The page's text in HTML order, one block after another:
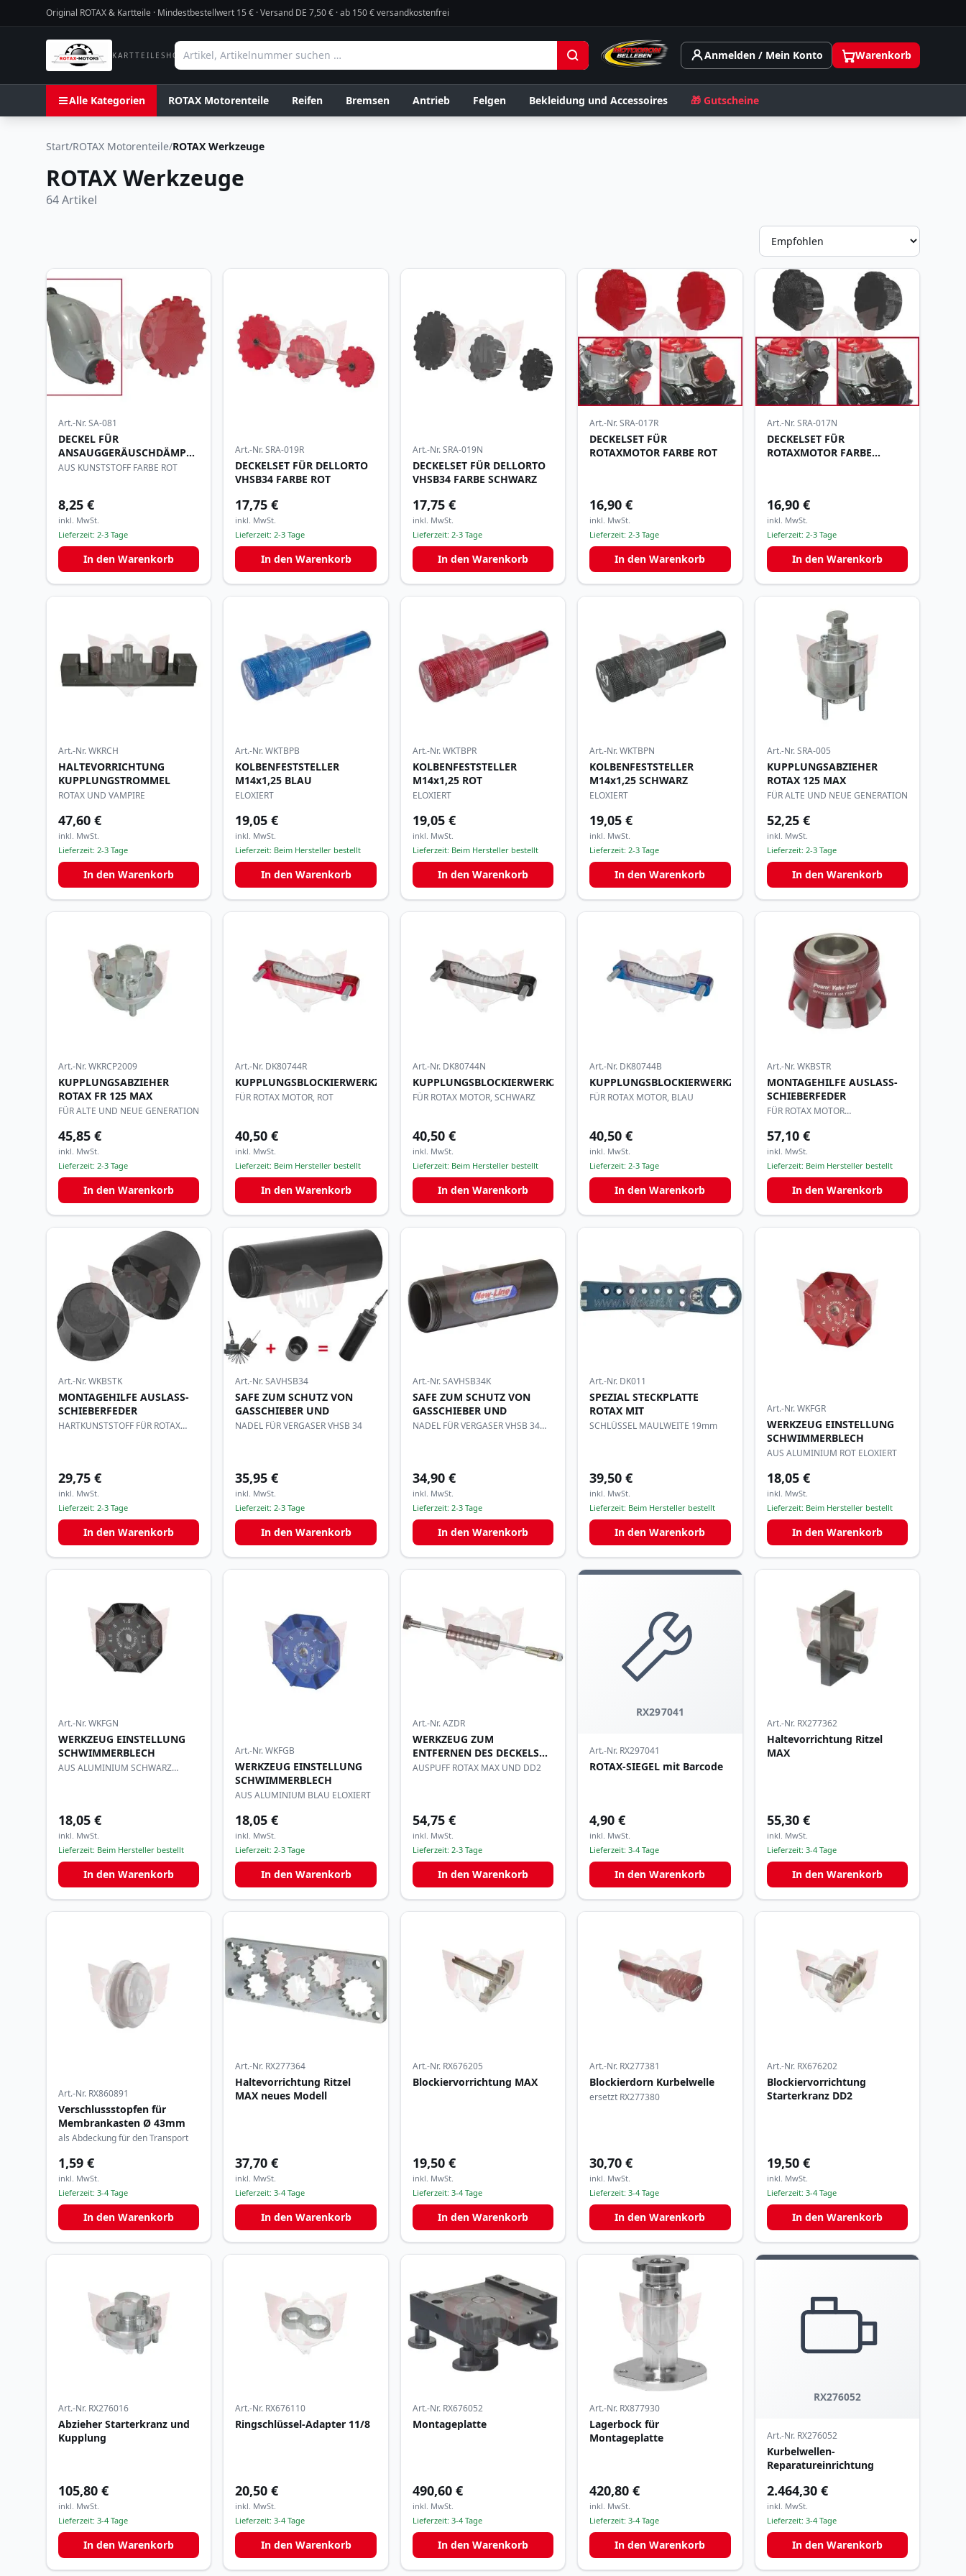
Original ROTAX & Kartteile · Mindestbestellwert 15 € · Versand DE 7,50 € · ab 150 € versandkostenfrei
KARTTEILESHOP Anmelden / Mein Konto Warenkorb
Alle Kategorien ROTAX Motorenteile Reifen Bremsen Antrieb Felgen Bekleidung und Accessoires 🎁 Gutscheine
Start/ROTAX Motorenteile/ROTAX Werkzeuge
ROTAX Werkzeuge
64Artikel
Art.-Nr.SA-081
DECKEL FÜR
ANSAUGGERÄUSCHDÄMPFER
DN 64mm
AUS KUNSTSTOFF FARBE ROT
8,25 €
inkl. MwSt.
Lieferzeit: 2-3 Tage
In den Warenkorb
Art.-Nr.SRA-019R
DECKELSET FÜR DELLORTO
VHSB34 FARBE ROT
17,75 €
inkl. MwSt.
Lieferzeit:2-3 Tage
In den Warenkorb
Art.-Nr.SRA-019N
DECKELSET FÜR DELLORTO
VHSB34 FARBE SCHWARZ
17,75 €
inkl. MwSt.
Lieferzeit: 2-3 Tage
In den Warenkorb
Art.-Nr.SRA-017R
DECKELSET FÜR
ROTAXMOTOR FARBE ROT
16,90 €
inkl. MwSt.
Lieferzeit:2-3 Tage
In den Warenkorb
Art.-Nr.SRA-017N
DECKELSET FÜR
ROTAXMOTOR FARBE
16,90 €
inkl. MwSt.
Lieferzeit: 2-3 Tage
In den Warenkorb
Art.-Nr.WKRCH
HALTEVORRICHTUNG
KUPPLUNGSTROMMEL
ROTAX UND VAMPIRE
47,60 €
inkl. MwSt.
Lieferzeit: 2-3 Tage
In den Warenkorb
Art.-Nr.WKTBPB
KOLBENFESTSTELLER
M14x1,25 BLAU
ELOXIERT
19,05 €
inkl. MwSt.
Lieferzeit: Beim Hersteller bestellt
In den Warenkorb
Art.-Nr.WKTBPR
KOLBENFESTSTELLER
M14x1,25 ROT
ELOXIERT
19,05 €
inkl. MwSt.
Lieferzeit: Beim Hersteller bestellt
In den Warenkorb
Art.-Nr.WKTBPN
KOLBENFESTSTELLER
M14x1,25 SCHWARZ
ELOXIERT
19,05 €
inkl. MwSt.
Lieferzeit: 2-3 Tage
In den Warenkorb
Art.-Nr.SRA-005
KUPPLUNGSABZIEHER
ROTAX 125 MAX
FÜR ALTE UND NEUE GENERATION
52,25 €
inkl. MwSt.
Lieferzeit: 2-3 Tage
In den Warenkorb
Art.-Nr.WKRCP2009
KUPPLUNGSABZIEHER
ROTAX FR 125 MAX
FÜR ALTE UND NEUE GENERATION
45,85 €
inkl. MwSt.
Lieferzeit: 2-3 Tage
In den Warenkorb
Art.-Nr. DK80744R
KUPPLUNGSBLOCKIERWERKZEUG
FÜR ROTAX MOTOR, ROT
40,50 €
inkl. MwSt.
Lieferzeit: Beim Hersteller bestellt
In den Warenkorb
Art.-Nr. DK80744N
KUPPLUNGSBLOCKIERWERKZEUG
FÜR ROTAX MOTOR, SCHWARZ
40,50 €
inkl. MwSt.
Lieferzeit: Beim Hersteller bestellt
In den Warenkorb
Art.-Nr. DK80744B
KUPPLUNGSBLOCKIERWERKZEUG
FÜR ROTAX MOTOR, BLAU
40,50 €
inkl. MwSt.
Lieferzeit: 2-3 Tage
In den Warenkorb
Art.-Nr.WKBSTR
MONTAGEHILFE AUSLASS-
SCHIEBERFEDER
FÜR ROTAX MOTOR
57,10 €
inkl. MwSt.
Lieferzeit: Beim Hersteller bestellt
In den Warenkorb
Art.-Nr.WKBSTK
MONTAGEHILFE AUSLASS-
SCHIEBERFEDER
HARTKUNSTSTOFF FÜR ROTAX
29,75 €
inkl. MwSt.
Lieferzeit: 2-3 Tage
In den Warenkorb
Art.-Nr.SAVHSB34
SAFE ZUM SCHUTZ VON
GASSCHIEBER UND
NADEL FÜR VERGASER VHSB 34
35,95 €
inkl. MwSt.
Lieferzeit: 2-3 Tage
In den Warenkorb
Art.-Nr.SAVHSB34K
SAFE ZUM SCHUTZ VON
GASSCHIEBER UND
NADEL FÜR VERGASER VHSB 34
34,90 €
inkl. MwSt.
Lieferzeit: 2-3 Tage
In den Warenkorb
Art.-Nr. DK011
SPEZIAL STECKPLATTE
ROTAX MIT
SCHLÜSSEL MAULWEITE 19mm
39,50 €
inkl. MwSt.
Lieferzeit: Beim Hersteller bestellt
In den Warenkorb
Art.-Nr.WKFGR
WERKZEUG EINSTELLUNG
SCHWIMMERBLECH
AUS ALUMINIUM ROT ELOXIERT
18,05 €
inkl. MwSt.
Lieferzeit: Beim Hersteller bestellt
In den Warenkorb
Art.-Nr.WKFGN
WERKZEUG EINSTELLUNG
SCHWIMMERBLECH
AUS ALUMINIUM SCHWARZ
18,05 €
inkl. MwSt.
Lieferzeit: Beim Hersteller bestellt
In den Warenkorb
Art.-Nr.WKFGB
WERKZEUG EINSTELLUNG
SCHWIMMERBLECH
AUS ALUMINIUM BLAU ELOXIERT
18,05 €
inkl. MwSt.
Lieferzeit:2-3 Tage
In den Warenkorb
Art.-Nr.AZDR
WERKZEUG ZUM
ENTFERNEN DES DECKELS
FÜR
AUSPUFF ROTAX MAX UND DD2
54,75 €
inkl. MwSt.
Lieferzeit: 2-3 Tage
In den Warenkorb
RX297041
Art.-Nr. RX297041
ROTAX-SIEGEL mit Barcode
4,90 €
inkl. MwSt.
Lieferzeit:3-4 Tage
In den Warenkorb
Art.-Nr. RX277362
Haltevorrichtung Ritzel
MAX
55,30 €
inkl. MwSt.
Lieferzeit: 3-4 Tage
In den Warenkorb
Art.-Nr. RX860891
Verschlussstopfen für
Membrankasten Ø 43mm
als Abdeckung für den Transport
1,59 €
inkl. MwSt.
Lieferzeit: 3-4 Tage
In den Warenkorb
Art.-Nr. RX277364
Haltevorrichtung Ritzel
MAX neues Modell
37,70 €
inkl. MwSt.
Lieferzeit:3-4 Tage
In den Warenkorb
Art.-Nr. RX676205
Blockiervorrichtung MAX
19,50 €
inkl. MwSt.
Lieferzeit: 3-4 Tage
In den Warenkorb
Art.-Nr. RX277381
Blockierdorn Kurbelwelle
ersetzt RX277380
30,70 €
inkl. MwSt.
Lieferzeit:3-4 Tage
In den Warenkorb
Art.-Nr. RX676202
Blockiervorrichtung
Starterkranz DD2
19,50 €
inkl. MwSt.
Lieferzeit: 3-4 Tage
In den Warenkorb
Art.-Nr. RX276016
Abzieher Starterkranz und
Kupplung
105,80 €
inkl. MwSt.
Lieferzeit: 3-4 Tage
In den Warenkorb
Art.-Nr. RX676110
Ringschlüssel-Adapter 11/8
20,50 €
inkl. MwSt.
Lieferzeit:3-4 Tage
In den Warenkorb
Art.-Nr. RX676052
Montageplatte
490,60 €
inkl. MwSt.
Lieferzeit: 3-4 Tage
In den Warenkorb
Art.-Nr. RX877930
Lagerbock für
Montageplatte
420,80 €
inkl. MwSt.
Lieferzeit:3-4 Tage
In den Warenkorb
RX276052
Art.-Nr. RX276052
Kurbelwellen-
Reparatureinrichtung
2.464,30 €
inkl. MwSt.
Lieferzeit: 3-4 Tage
In den Warenkorb